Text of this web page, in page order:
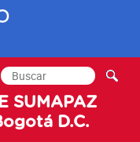
SUMAPAZ
D.C.
Formulario de
búsqueda
Buscar